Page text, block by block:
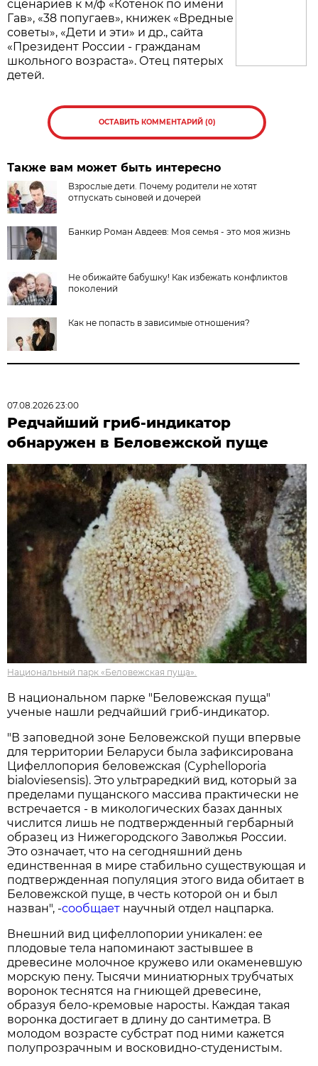
сценариев к м/ф «Котёнок по имени
Гав», «38 попугаев», книжек «Вредные
советы», «Дети и эти» и др., сайта
«Президент России - гражданам
школьного возраста». Отец пятерых
детей.
ОСТАВИТЬ КОММЕНТАРИЙ (0)
Также вам может быть интересно
Взрослые дети. Почему родители не хотят
отпускать сыновей и дочерей
Банкир Роман Авдеев: Моя семья - это моя жизнь
Не обижайте бабушку! Как избежать конфликтов
поколений
Как не попасть в зависимые отношения?
07.08.2026 23:00
Редчайший гриб-индикатор
обнаружен в Беловежской пуще
Национальный парк «Беловежская пуща».
В национальном парке "Беловежская пуща"
ученые нашли редчайший гриб-индикатор.
"В заповедной зоне Беловежской пущи впервые
для территории Беларуси была зафиксирована
Цифеллопория беловежская (Cyphelloporia
bialoviesensis). Это ультраредкий вид, который за
пределами пущанского массива практически не
встречается - в микологических базах данных
числится лишь не подтвержденный гербарный
образец из Нижегородского Заволжья России.
Это означает, что на сегодняшний день
единственная в мире стабильно существующая и
подтвержденная популяция этого вида обитает в
Беловежской пуще, в честь которой он и был
назван", -сообщает научный отдел нацпарка.
Внешний вид цифеллопории уникален: ее
плодовые тела напоминают застывшее в
древесине молочное кружево или окаменевшую
морскую пену. Тысячи миниатюрных трубчатых
воронок теснятся на гниющей древесине,
образуя бело-кремовые наросты. Каждая такая
воронка достигает в длину до сантиметра. В
молодом возрасте субстрат под ними кажется
полупрозрачным и восковидно-студенистым.